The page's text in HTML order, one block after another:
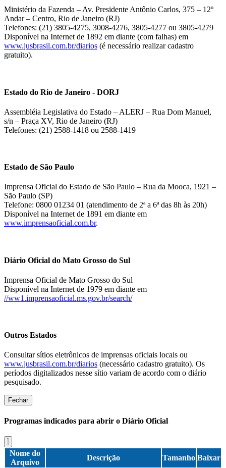
Ministério da Fazenda – Av. Presidente Antônio Carlos, 375 – 12º
Andar – Centro, Rio de Janeiro (RJ)
Telefones: (21) 3805-4275, 3008-4276, 3805-4277 ou 3805-4279
Disponível na Internet de 1892 em diante (com falhas) em
www.jusbrasil.com.br/diarios (é necessário realizar cadastro
gratuito).
Estado do Rio de Janeiro - DORJ
Assembléia Legislativa do Estado – ALERJ – Rua Dom Manuel,
s/n – Praça XV, Rio de Janeiro (RJ)
Telefones: (21) 2588-1418 ou 2588-1419
Estado de São Paulo
Imprensa Oficial do Estado de São Paulo – Rua da Mooca, 1921 –
São Paulo (SP)
Telefone: 0800 01234 01 (atendimento de 2ª a 6ª das 8h às 20h)
Disponível na Internet de 1891 em diante em
www.imprensaoficial.com.br.
Diário Oficial do Mato Grosso do Sul
Imprensa Oficial de Mato Grosso do Sul
Disponível na Internet de 1979 em diante em
//ww1.imprensaoficial.ms.gov.br/search/
Outros Estados
Consultar sítios eletrônicos de imprensas oficiais locais ou
www.jusbrasil.com.br/diarios (necessário cadastro gratuito). Os
períodos digitalizados nesse sítio variam de acordo com o diário
pesquisado.
Fechar
Programas indicados para abrir o Diário Oficial
Nome do
Arquivo
Descrição Tamanho Baixar